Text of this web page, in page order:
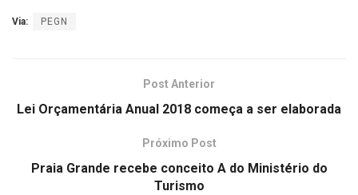
Via: PEGN
Post Anterior
Lei Orçamentária Anual 2018 começa a ser elaborada
Próximo Post
Praia Grande recebe conceito A do Ministério do
Turismo